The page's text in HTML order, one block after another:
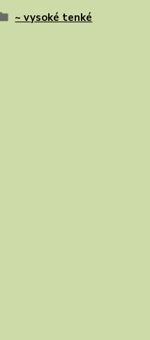
~ vysoké tenké